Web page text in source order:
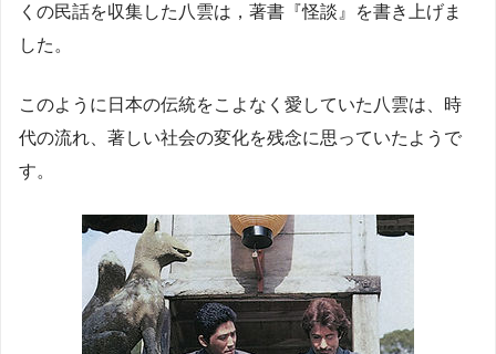
くの民話を収集した八雲は，著書『怪談』を書き上げま
した。
このように日本の伝統をこよなく愛していた八雲は、時
代の流れ、著しい社会の変化を残念に思っていたようで
す。